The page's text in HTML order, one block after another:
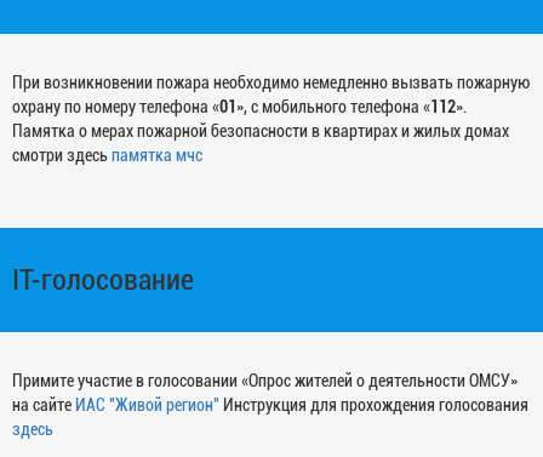
При возникновении пожара необходимо немедленно вызвать пожарную
охрану по номеру телефона «01 », с мобильного телефона «112».
Памятка о мерах пожарной безопасности в квартирах и жилых домах
смотри здесьпамятка мчс
IT-голосование
Примите участие в голосовании «Опрос жителей о деятельности ОМСУ»
на сайте ИАС "Живой регион" Инструкция для прохождения голосования
здесь